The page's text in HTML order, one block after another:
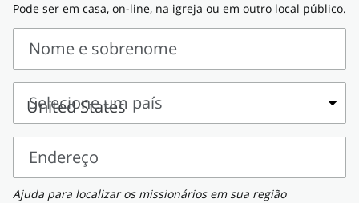
Pode ser em casa, on-line, na igreja ou em outro local público.
Nome e sobrenome
Nome
sobrenome
Selecione um país
Selecione
um
país
Endereço
Endereço
Ajuda para localizar os missionários em sua região